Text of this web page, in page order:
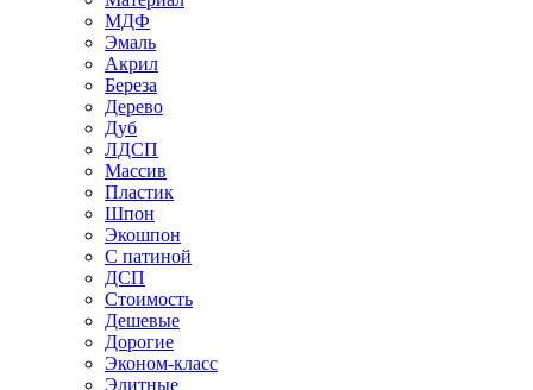
МДФ
Эмаль
Акрил
Береза
Дерево
Дуб
ЛДСП
Массив
Пластик
Шпон
Экошпон
С патиной
ДСП
Стоимость
Дешевые
Дорогие
Эконом-класс
Элитные